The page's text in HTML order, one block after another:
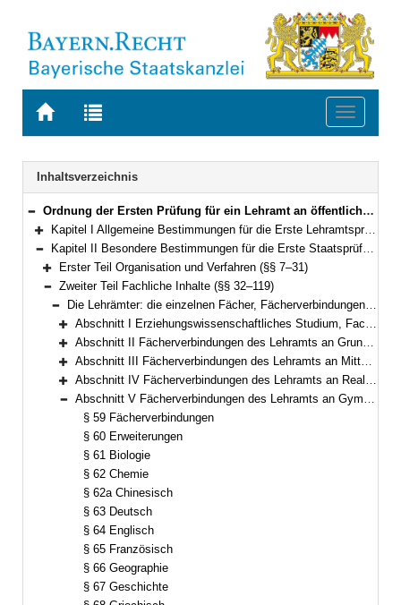
Zur
BAYERN.RECHT
Zur
letzten
Suche
Toggle
Navigation
Inhaltsverzeichnis
Bereich reduzieren
Ordnung der Ersten Prüfung für ein Lehramt an öffentlichen Schulen (Lehramtsprüfungsordnung I – LPO I) Vom 13. März 2008 (GVBl. S. 180) BayRS 2038-3-4-1-1-K (§§ 1–127)
Bereich erweitern
Kapitel I Allgemeine Bestimmungen für die Erste Lehramtsprüfung (§§ 1–6)
Bereich reduzieren
Kapitel II Besondere Bestimmungen für die Erste Staatsprüfung (§§ 7–119)
Bereich erweitern
Erster Teil Organisation und Verfahren (§§ 7–31)
Bereich reduzieren
Zweiter Teil Fachliche Inhalte (§§ 32–119)
Bereich reduzieren
Die Lehrämter: die einzelnen Fächer, Fächerverbindungen, Erweiterungen des Studiums (§§ 32–119)
Bereich erweitern
Abschnitt I Erziehungswissenschaftliches Studium, Fachdidaktik, Praktika (§§ 32–34)
Bereich erweitern
Abschnitt II Fächerverbindungen des Lehramts an Grundschulen; Studium der Didaktik der Grundschule (§§ 35–36)
Bereich erweitern
Abschnitt III Fächerverbindungen des Lehramts an Mittelschulen; Studium der Didaktiken einer Fächergruppe der Mittelschule einschließlich der fachwissenschaftlichen Grundlagen (§§ 37–38)
Bereich erweitern
Abschnitt IV Fächerverbindungen des Lehramts an Realschulen; Studium der Unterrichtsfächer für die Lehrämter an Grundschulen, Mittelschulen, Realschulen, beruflichen Schulen und für Sonderpädagogik (§§ 39–58)
Bereich reduzieren
Abschnitt V Fächerverbindungen des Lehramts an Gymnasien; vertieftes Studium der Fächer (§§ 59–84)
§ 59 Fächerverbindungen
§ 60 Erweiterungen
§ 61 Biologie
§ 62 Chemie
§ 62a Chinesisch
§ 63 Deutsch
§ 64 Englisch
§ 65 Französisch
§ 66 Geographie
§ 67 Geschichte